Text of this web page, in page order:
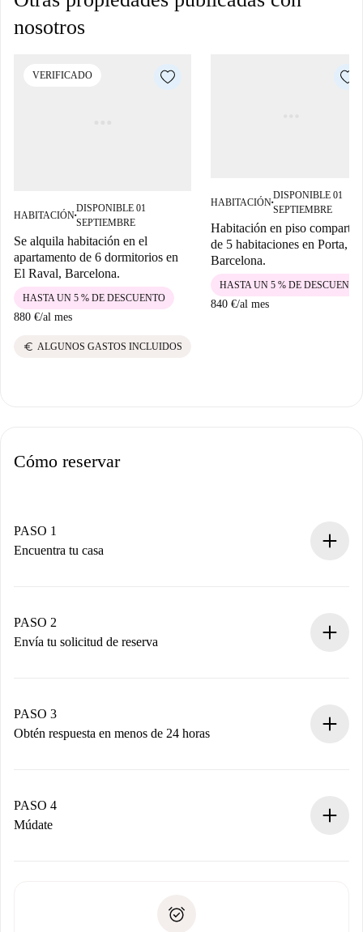
nosotros
VERIFICADO
HABITACIÓN■
DISPONIBLE 01
SEPTIEMBRE
Se alquila habitación en el
apartamento de 6 dormitorios en
El Raval, Barcelona.
880 €/al mes
HASTA UN 5 % DE DESCUENTO
euro ALGUNOS GASTOS INCLUIDOS
HABITACIÓN■
DISPONIBLE 01
SEPTIEMBRE
Habitación en piso
de 5 habitaciones en Porta,
Barcelona.
840 €/al mes
HASTA UN 5 % DE DESCUENTO
Cómo reservar
PASO 1
Encuentra tu casa
Tienes toda la información necesaria por adelantado.
PASO 2
Envía tu solicitud de reserva
propietario acepte.
PASO 3
Obtén respuesta en menos de 24 horas
contacto con el propietario.
Si es rechazada: No te haremos ningún cargo y te
Prueba de solvencia
PASO 4
Múdate
no nos comunicas ningún problema.